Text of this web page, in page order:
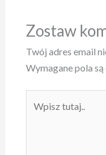
Zostaw
Twój adres email
Wymagane pola
tutaj..